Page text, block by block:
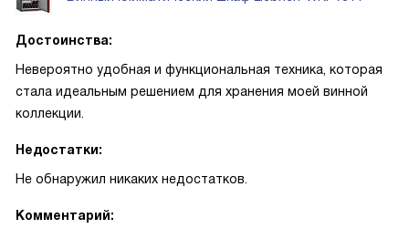
Достоинства:
Невероятно удобная и функциональная техника, которая
стала идеальным решением для хранения моей винной
коллекции.
Недостатки:
Не обнаружил никаких недостатков.
Комментарий: